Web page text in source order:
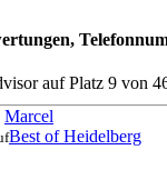
auf Platz 9 von
Marcel
Best of Heidelberg